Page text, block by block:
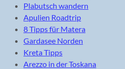
Plabutsch wandern
Apulien Roadtrip
8 Tipps für Matera
Gardasee Norden
Kreta Tipps
Arezzo in der Toskana